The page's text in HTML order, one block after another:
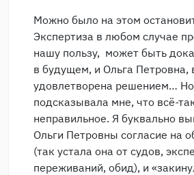
Можно было на этом
Экспертиза в любом случае
нашу пользу, может быть
в будущем, и Ольга Петровна,
удовлетворена решением…
подсказывала мне, что всё-
неправильное. Я буквально
Ольги Петровны согласие на
(так устала она от судов,
переживаний, обид), и